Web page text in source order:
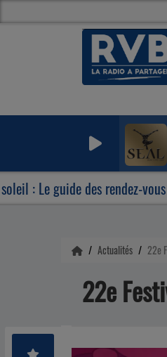
des rendez-vous
Actualités 22e
22e